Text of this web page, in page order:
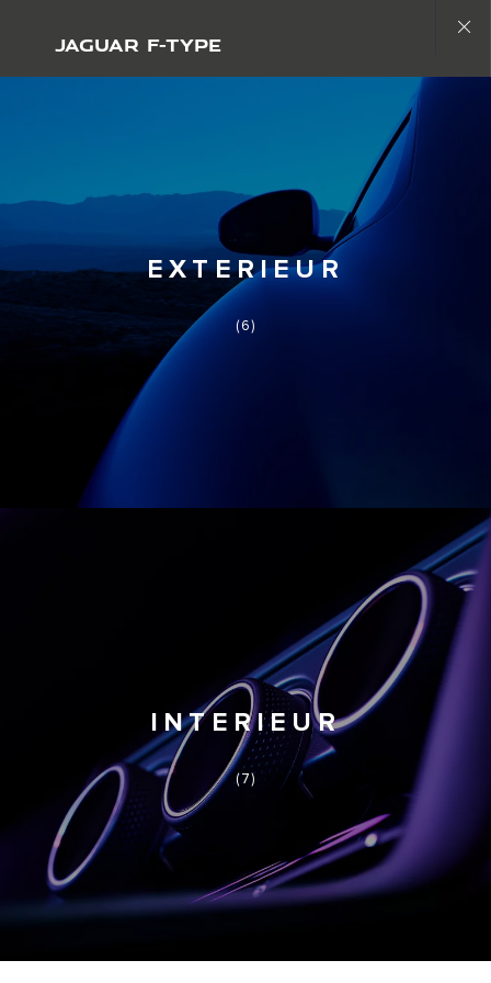
JAGUAR F-TYPE
Close
EXTERIEUR
(6)
INTERIEUR
(7)